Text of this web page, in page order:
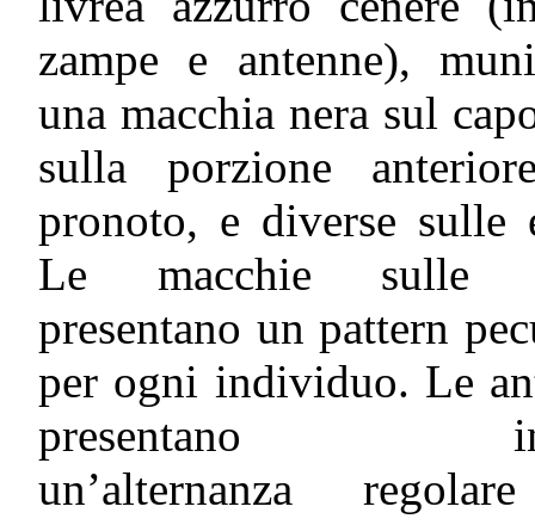
zampe e antenne),
una macchia nera sul
sulla porzione
pronoto, e diverse sulle
Le macchie sulle
presentano un pattern
per ogni individuo. Le
presentano
un’alternanza